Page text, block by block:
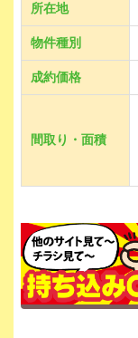
所在地
物件種別
成約価格
間取り・面積